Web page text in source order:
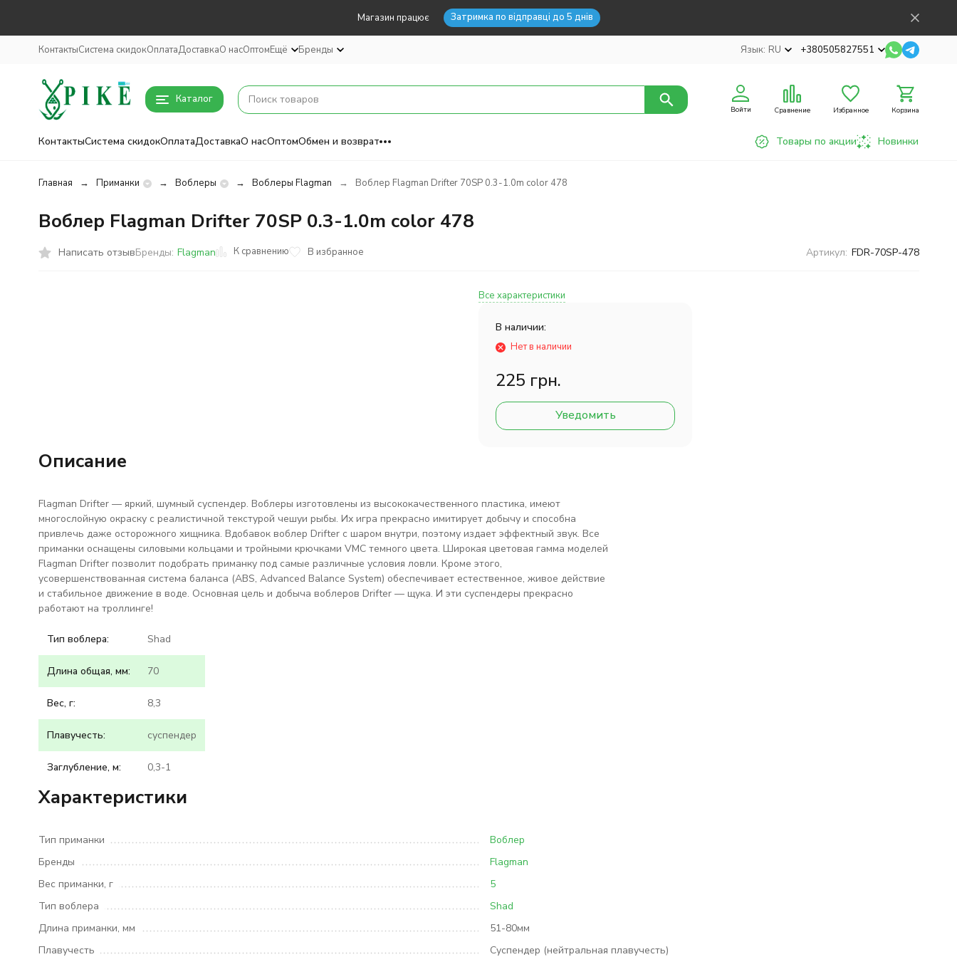
Магазин працює Затримка по відправці до 5 днів
КонтактыСистема скидокОплатаДоставкаО насОптомЕщё Бренды Язык: RU +380505827551
Каталог
Войти Сравнение Избранное Корзина
КонтактыСистема скидокОплатаДоставкаО насОптомОбмен и возврат Товары по акции Новинки
Главная Приманки Воблеры Воблеры Flagman Воблер Flagman Drifter 70SP 0.3-1.0m color 478
Воблер Flagman Drifter 70SP 0.3-1.0m color 478
Написать отзывБренды: Flagman К сравнению В избранное Артикул: FDR-70SP-478
Все характеристики
В наличии:
Нет в наличии
225 грн.
Уведомить
Описание
Flagman Drifter — яркий, шумный суспендер. Воблеры изготовлены из высококачественного пластика, имеют
многослойную окраску с реалистичной текстурой чешуи рыбы. Их игра прекрасно имитирует добычу и способна
привлечь даже осторожного хищника. Вдобавок воблер Drifter с шаром внутри, поэтому издает эффектный звук. Все
приманки оснащены силовыми кольцами и тройными крючками VMС темного цвета. Широкая цветовая гамма моделей
Flagman Drifter позволит подобрать приманку под самые различные условия ловли. Кроме этого,
усовершенствованная система баланса (ABS, Advanced Balance System) обеспечивает естественное, живое действие
и стабильное движение в воде. Основная цель и добыча воблеров Drifter — щука. И эти суспендеры прекрасно
работают на троллинге!
Тип воблера: Shad
Длина общая, мм: 70
Вес, г: 8,3
Плавучесть: суспендер
Заглубление, м: 0,3-1
Характеристики
Тип приманки
Воблер
Бренды
Flagman
Вес приманки, г
5
Тип воблера
Shad
Длина приманки, мм
51-80мм
Плавучесть
Суспендер (нейтральная плавучесть)